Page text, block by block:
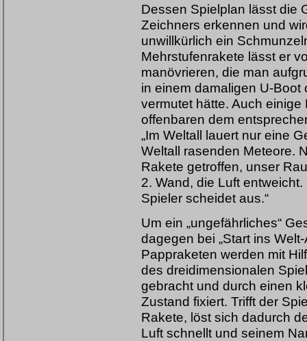
Dessen Spielplan lässt die
Zeichners erkennen und
unwillkürlich ein
Mehrstufenrakete lässt er
manövrieren, die man
in einem damaligen U-
vermutet hätte. Auch
offenbaren dem
„Im Weltall lauert nur eine
Weltall rasenden Meteore.
Rakete getroffen, unser
2. Wand, die Luft
Spieler scheidet aus.“
Um ein „ungefährliches“
dagegen bei „Start ins
Pappraketen werden mit
des dreidimensionalen
gebracht und durch einen
Zustand fixiert. Trifft der
Rakete, löst sich dadurch
Luft schnellt und seinem